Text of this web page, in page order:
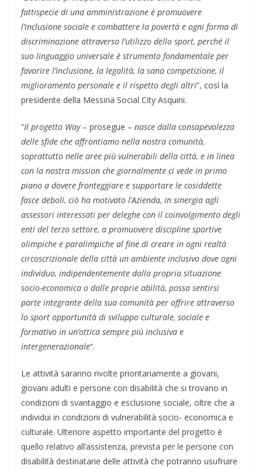
fattispecie di una amministrazione è promuovere
l’inclusione sociale e combattere la povertà e ogni forma di
discriminazione attraverso l’utilizzo dello sport, perché il
suo linguaggio universale è strumento fondamentale per
favorire l’inclusione, la legalità, la sana competizione, il
miglioramento personale e il rispetto degli altri“, così la
presidente della Messina Social City Asquini.
“Il progetto Way – prosegue – nasce dalla consapevolezza
delle sfide che affrontiamo nella nostra comunità,
soprattutto nelle aree più vulnerabili della città, e in linea
con la nostra mission che giornalmente ci vede in primo
piano a dovere fronteggiare e supportare le cosiddette
fasce deboli, ciò ha motivato l’Azienda, in sinergia agli
assessori interessati per deleghe con il coinvolgimento degli
enti del terzo settore, a promuovere discipline sportive
olimpiche e paralimpiche al fine di creare in ogni realtà
circoscrizionale della città un ambiente inclusivo dove ogni
individuo, indipendentemente dalla propria situazione
socio-economica o dalle proprie abilità, possa sentirsi
parte integrante della sua comunità per offrire attraverso
lo sport opportunità di sviluppo culturale, sociale e
formativo in un’ottica sempre più inclusiva e
intergenerazionale“.
Le attività saranno rivolte prioritariamente a giovani,
giovani adulti e persone con disabilità che si trovano in
condizioni di svantaggio e esclusione sociale, oltre che a
individui in condizioni di vulnerabilità socio- economica e
culturale. Ulteriore aspetto importante del progetto è
quello relativo all’assistenza, prevista per le persone con
disabilità destinatarie delle attività che potranno usufruire